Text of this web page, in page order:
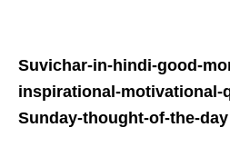
Suvichar-in-hindi-good-
inspirational-motivational-
Sunday-thought-of-the-day